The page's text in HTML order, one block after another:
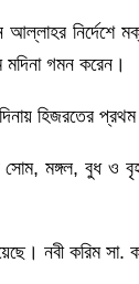
নির্দেশে
মদিনা গমন করেন।
হিজরতের
সোম, মঙ্গল, বুধ
নবী করিম